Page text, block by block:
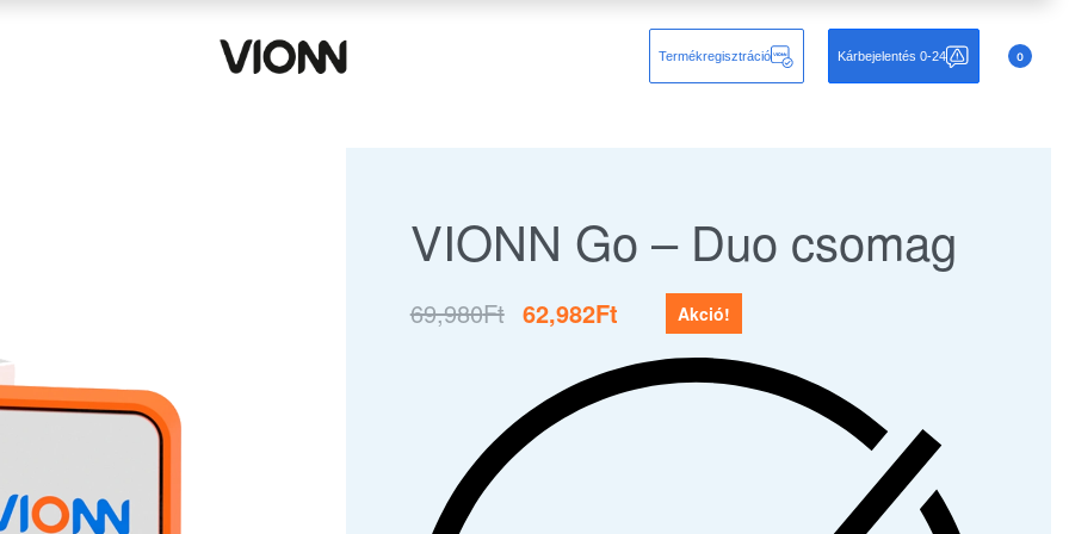
Termékregisztráció Kárbejelentés 0-24 0
VIONN Go – Duo csomag
69,980Ft 62,982Ft Akció!